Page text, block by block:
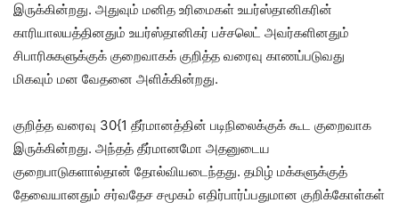
இருக்கின்றது. அதுவும் மனித உரிமைகள் உயர்ஸ்தானிகரின்
காரியாலயத்தினதும் உயர்ஸ்தானிகர் பச்சலெட் அவர்களினதும்
சிபாரிசுகளுக்குக் குறைவாகக் குறித்த வரைவு காணப்படுவது
மிகவும் மன வேதனை அளிக்கின்றது.
குறித்த வரைவு 30{1 தீர்மானத்தின் படிநிலைக்குக் கூட குறைவாக
இருக்கின்றது. அந்தத் தீர்மானமோ அதனுடைய
குறைபாடுகளால்தான் தோல்வியடைந்தது. தமிழ் மக்களுக்குத்
தேவையானதும் சர்வதேச சமூகம் எதிர்பார்ப்பதுமான குறிக்கோள்கள்